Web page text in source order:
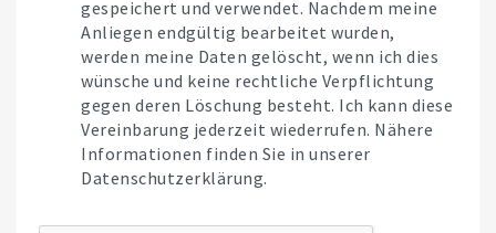
gespeichert und verwendet. Nachdem meine
Anliegen endgültig bearbeitet wurden,
werden meine Daten gelöscht, wenn ich dies
wünsche und keine rechtliche Verpflichtung
gegen deren Löschung besteht. Ich kann diese
Vereinbarung jederzeit wiederrufen. Nähere
Informationen finden Sie in unserer
Datenschutzerklärung.